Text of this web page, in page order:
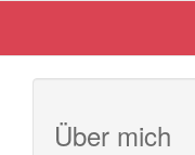
Über mich